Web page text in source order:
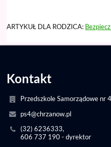
ARTYKUŁ DLA RODZICA:
Kontakt
Przedszkole Samorządowe nr
ps4@chrzanow.pl
(32) 6236333,
606 737 190 - dyrektor